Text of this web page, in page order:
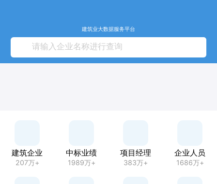
建筑业大数据服务平台
建筑企业
207万+
中标业绩
1989万+
项目经理
383万+
企业人员
1686万+